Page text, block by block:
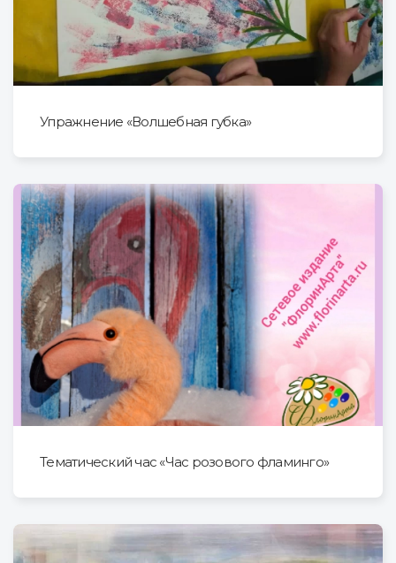
Упражнение «Волшебная губка»
Тематический час «Час розового фламинго»